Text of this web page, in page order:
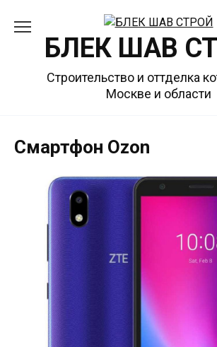
содержаниюБЛЕК ШАВ
Строительство и оттделка
Москве и области
Смартфон Ozon